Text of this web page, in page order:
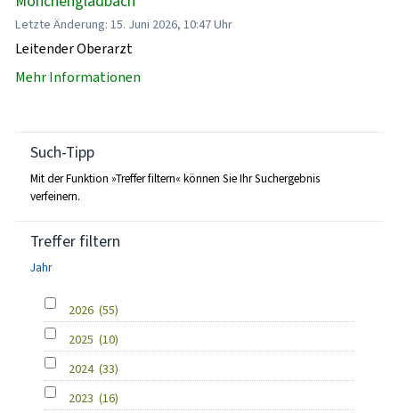
Letzte Änderung: 15. Juni 2026, 10:47 Uhr
Leitender Oberarzt
Mehr Informationen
Such-Tipp
Mit der Funktion »Treffer filtern« können Sie Ihr Suchergebnis
verfeinern.
Treffer filtern
Jahr
2026 (55)
2025 (10)
2024 (33)
2023 (16)